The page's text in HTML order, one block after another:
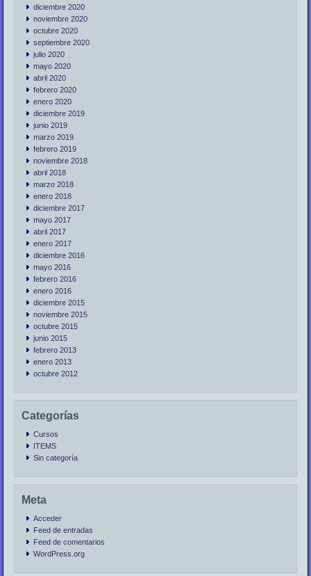
diciembre 2020
noviembre 2020
octubre 2020
septiembre 2020
julio 2020
mayo 2020
abril 2020
febrero 2020
enero 2020
diciembre 2019
junio 2019
marzo 2019
febrero 2019
noviembre 2018
abril 2018
marzo 2018
enero 2018
diciembre 2017
mayo 2017
abril 2017
enero 2017
diciembre 2016
mayo 2016
febrero 2016
enero 2016
diciembre 2015
noviembre 2015
octubre 2015
junio 2015
febrero 2013
enero 2013
octubre 2012
Categorías
Cursos
ITEMS
Sin categoría
Meta
Acceder
Feed de entradas
Feed de comentarios
WordPress.org